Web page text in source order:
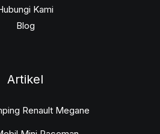
Kami
Blog
Artikel
Renault Megane